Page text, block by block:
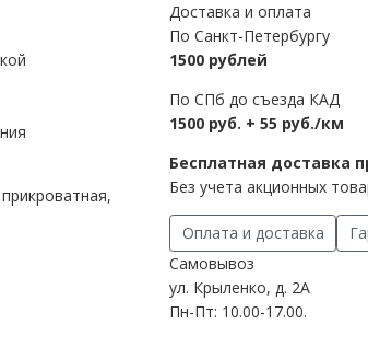
Доставка и оплата
По Санкт-Петербургу
1500 рублей
По СПб до съезда КАД
1500 руб. + 55 руб./км
Бесплатная доставка
Без учета акционных
Оплата и доставка
Самовывоз
ул. Крыленко, д. 2А
Пн-Пт: 10.00-17.00.